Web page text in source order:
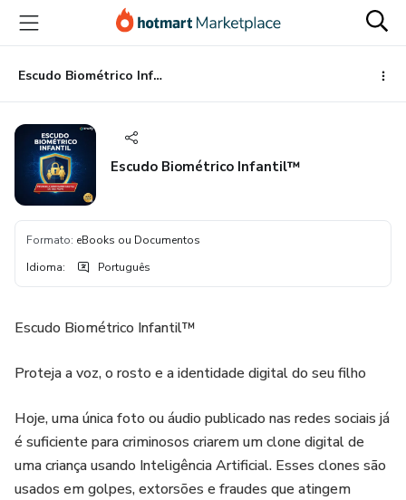
para
conteúdo
principal
para
pagamento
para
rodapé
Escudo Biométrico Infantil™
Escudo Biométrico Infantil™
Formato: eBooks ou Documentos
Idioma: Português
Escudo Biométrico Infantil™
Proteja a voz, o rosto e a identidade digital do seu filho
Hoje, uma única foto ou áudio publicado nas redes sociais já
é suficiente para criminosos criarem um clone digital de
uma criança usando Inteligência Artificial. Esses clones são
usados em golpes, extorsões e fraudes que atingem